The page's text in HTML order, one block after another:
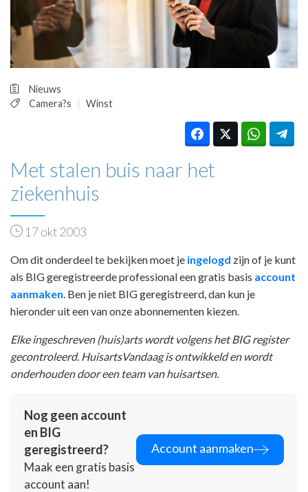
PRAKTIJKZAKEN
TARIEVEN
VPHUISARTSEN
INLOGGEN
Nieuws
Camera?s
Winst
Met stalen buis naar het
ziekenhuis
17 okt 2003
Om dit onderdeel te bekijken moet je ingelogd zijn of je kunt
als BIG geregistreerde professional een gratis basis account
aanmaken . Ben je niet BIG geregistreerd, dan kun je
hieronder uit een van onze abonnementen kiezen.
Elke ingeschreven (huis)arts wordt volgens het BIG register
gecontroleerd. HuisartsVandaag is ontwikkeld en wordt
onderhouden door een team van huisartsen.
Nog geen account
en BIG
geregistreerd?
Maak een gratis basis
account aan!
Account aanmaken